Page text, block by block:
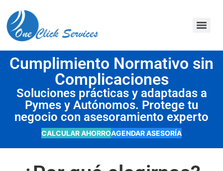
Cumplimiento Normativo sin
Complicaciones
Soluciones prácticas y adaptadas a
Pymes y Autónomos. Protege tu
negocio con asesoramiento experto
CALCULAR AHORROAGENDAR ASESORÍA